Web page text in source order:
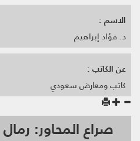
الاسم :
د. فؤاد إبراهيم
عن الكاتب :
كاتب ومعارض سعودي
صراع المحاور: رمال